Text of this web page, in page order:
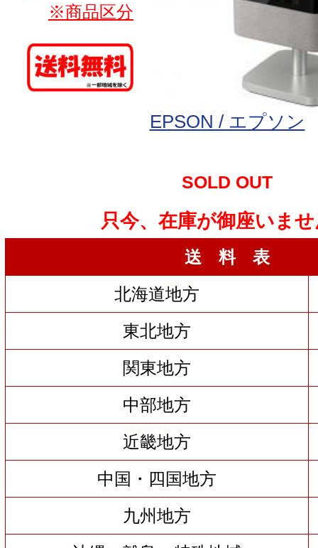
※商品区分
EPSON / エプソン
SOLD OUT
只今、在庫が御座いま
送 料 表
北海道地方
東北地方
関東地方
中部地方
近畿地方
中国・四国地方
九州地方